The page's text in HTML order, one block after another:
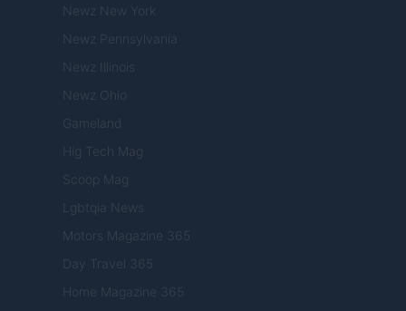
Newz New York
Newz Pennsylvania
Newz Illinois
Newz Ohio
Gameland
Hig Tech Mag
Scoop Mag
Lgbtqia News
Motors Magazine 365
Day Travel 365
Home Magazine 365